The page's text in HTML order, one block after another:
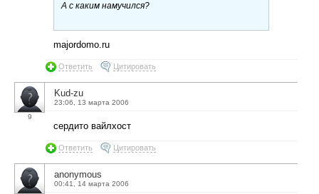
А с каким намучился?
majordomo.ru
Ответить Цитировать
9
Kud-zu
23:06, 13 марта 2006
сердито вайлхост
Ответить Цитировать
anonymous
00:41, 14 марта 2006